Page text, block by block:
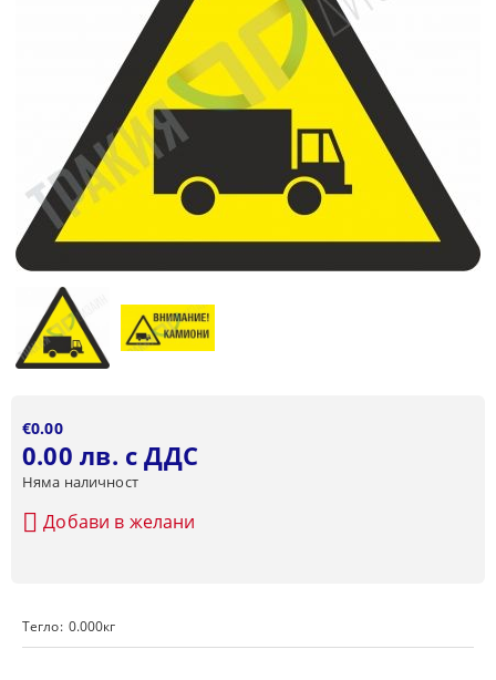
Тегло: 0.000кг
€0.00
0.00 лв. с ДДС
Няма наличност
Добави в желани